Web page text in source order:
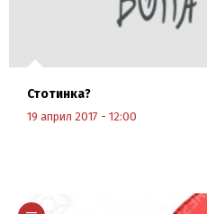
Стотинка?
19 април 2017 - 12:00
Научи повече